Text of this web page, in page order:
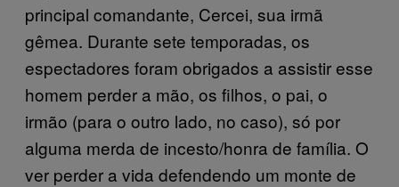
principal comandante, Cercei, sua irmã
gêmea. Durante sete temporadas, os
espectadores foram obrigados a assistir esse
homem perder a mão, os filhos, o pai, o
irmão (para o outro lado, no caso), só por
alguma merda de incesto/honra de família. O
ver perder a vida defendendo um monte de